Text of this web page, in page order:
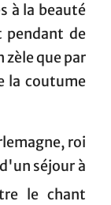
à la beauté
pendant de
zèle que par
la coutume
roi
séjour à
le chant